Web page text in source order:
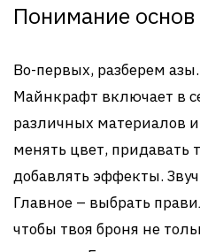
Понимание основ
Во-первых, разберем
Майнкрафт включает в
различных материалов
менять цвет, придавать
добавлять эффекты.
Главное – выбрать
чтобы твоя броня не